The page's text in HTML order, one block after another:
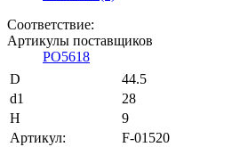
Соответствие:
Артикулы поставщиков
PO5618
D
44.5
d1
28
H
9
Артикул:
F-01520